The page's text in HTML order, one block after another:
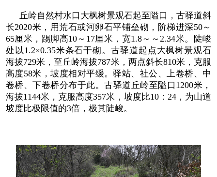
丘岭自然村水口大枫树景观石起至隘口，古驿道斜
长2020米，用荒石或河卵石平铺垒砌，阶梯进深50～
65厘米，踢脚高10～17厘米，宽1.8～～2.34米。陡峻
处以1.2×0.35米条石干砌。古驿道起点大枫树景观石
海拔729米，至丘岭海拔787米，两点斜长810米，克服
高度58米，坡度相对平缓。驿站、社公、上卷桥、中
卷桥、下卷桥分布于此。古驿道丘岭至隘口1200米，
海拔1144米，克服高度357米，坡度比10：24，为山道
坡度比极限值的3倍，极其陡峻。